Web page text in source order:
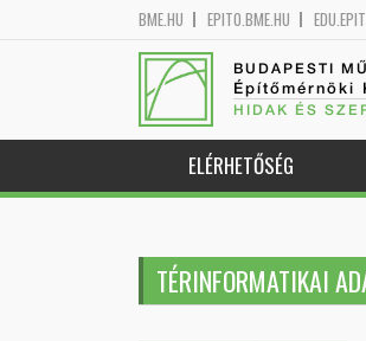
BME.HU EPITO.BME.HU
BUDAPESTI
Építőmérnöki
HIDAK ÉS
ELÉRHETŐSÉG
TÉRINFORMATIKAI